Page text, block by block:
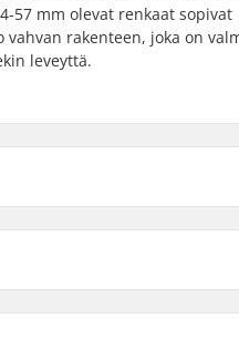
57 mm olevat renkaat sopivat
rakenteen, joka on
leveyttä.
129
342g
Trukkikumi: